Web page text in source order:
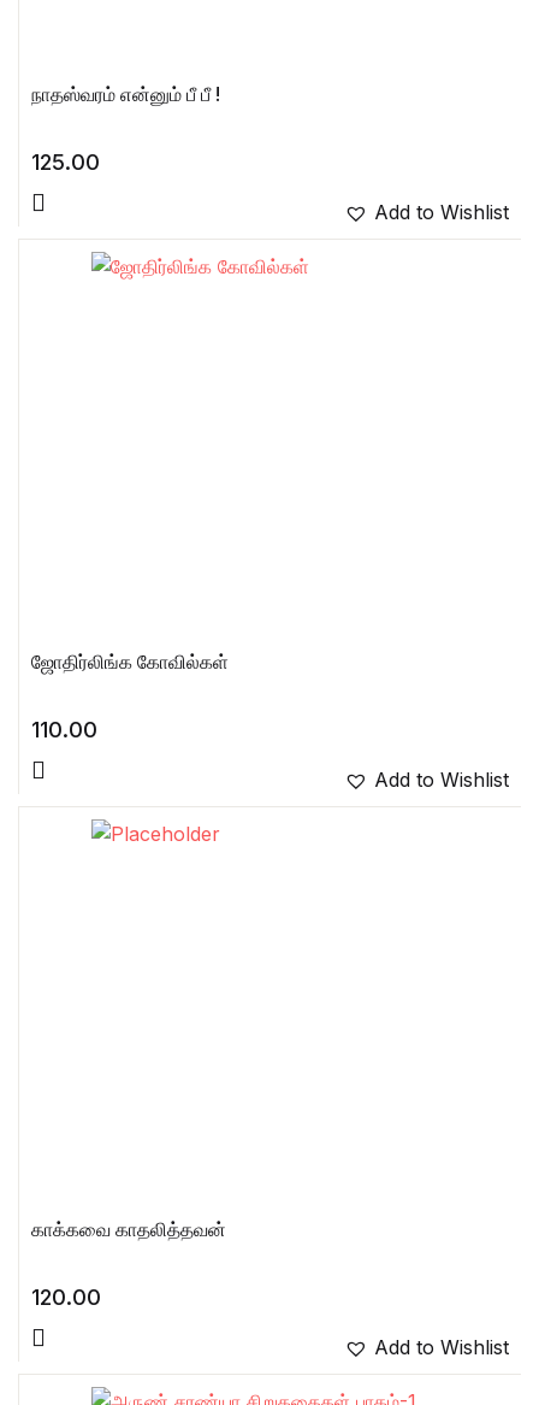
நாதஸ்வரம் என்னும் பீ பீ !
125.00
Add to Wishlist
ஜோதிர்லிங்க கோவில்கள்
110.00
Add to Wishlist
காக்கவை காதலித்தவன்
120.00
Add to Wishlist